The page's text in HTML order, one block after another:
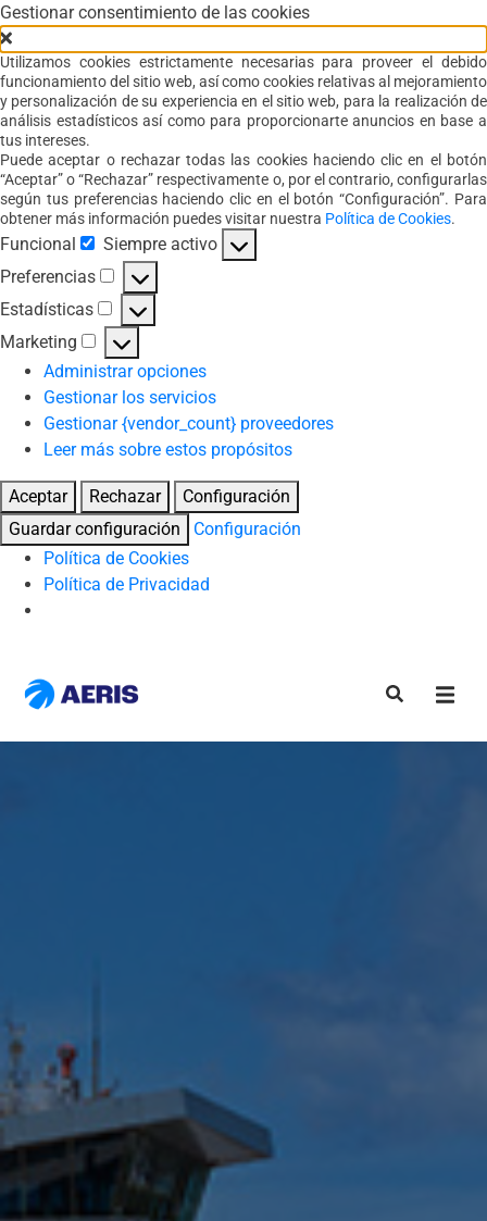
Gestionar consentimiento de las cookies
Utilizamos cookies estrictamente necesarias para proveer el debido
funcionamiento del sitio web, así como cookies relativas al mejoramiento
y personalización de su experiencia en el sitio web, para la realización de
análisis estadísticos así como para proporcionarte anuncios en base a
tus intereses.
Puede aceptar o rechazar todas las cookies haciendo clic en el botón
“Aceptar” o “Rechazar” respectivamente o, por el contrario, configurarlas
según tus preferencias haciendo clic en el botón “Configuración”. Para
obtener más información puedes visitar nuestra Política de Cookies.
Funcional Funcional
Siempre activo
Preferencias
Preferencias
Estadísticas
Estadísticas
Marketing
Marketing
Administrar opciones
Gestionar los servicios
Gestionar {vendor_count} proveedores
Leer más sobre estos propósitos
Aceptar Rechazar
Configuración
Guardar configuración
Configuración
Política de Cookies
Política de Privacidad
content